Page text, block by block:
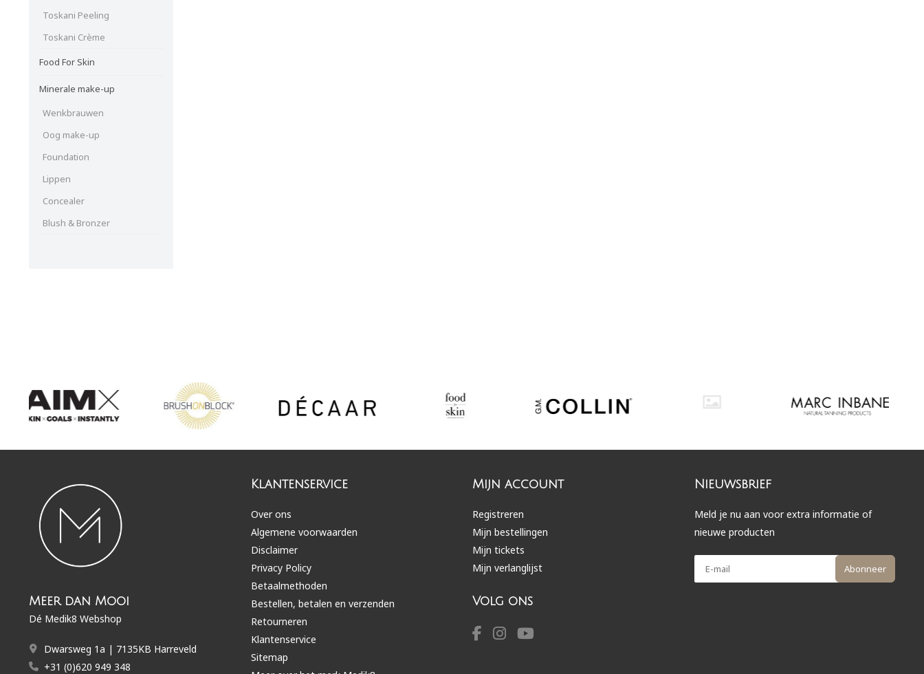
Toskani Peeling
Toskani Crème
Food For Skin
Minerale make-up
Wenkbrauwen
Oog make-up
Foundation
Lippen
Concealer
Blush & Bronzer
Meer dan Mooi
Dé Medik8 Webshop
Dwarsweg 1a | 7135KB Harreveld
+31 (0)620 949 348
Klantenservice
Over ons
Algemene voorwaarden
Disclaimer
Privacy Policy
Betaalmethoden
Bestellen, betalen en verzenden
Retourneren
Klantenservice
Sitemap
Mijn account
Registreren
Mijn bestellingen
Mijn tickets
Mijn verlanglijst
Volg ons
Nieuwsbrief
Meld je nu aan voor extra informatie of
nieuwe producten
Abonneer